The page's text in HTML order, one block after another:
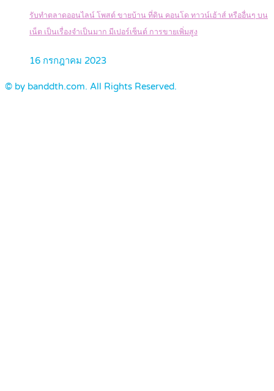
รับทำตลาดออนไลน์ โพสต์ ขายบ้าน ที่ดิน คอนโด ทาวน์เฮ้าส์ หรืออื่นๆ บน
เน็ต เป็นเรื่องจำเป็นมาก มีเปอร์เซ็นต์ การขายเพิ่มสูง
16 กรกฎาคม 2023
© by banddth.com. All Rights Reserved.